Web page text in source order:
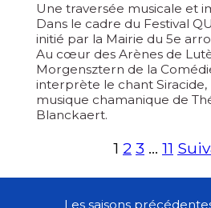
Une traversée musicale et
Dans le cadre du Festival
initié par la Mairie du 5e
Au cœur des Arènes de
Morgensztern de la
interprète le chant
musique chamanique de
Blanckaert.
1 2 3 … 11
Les saisons